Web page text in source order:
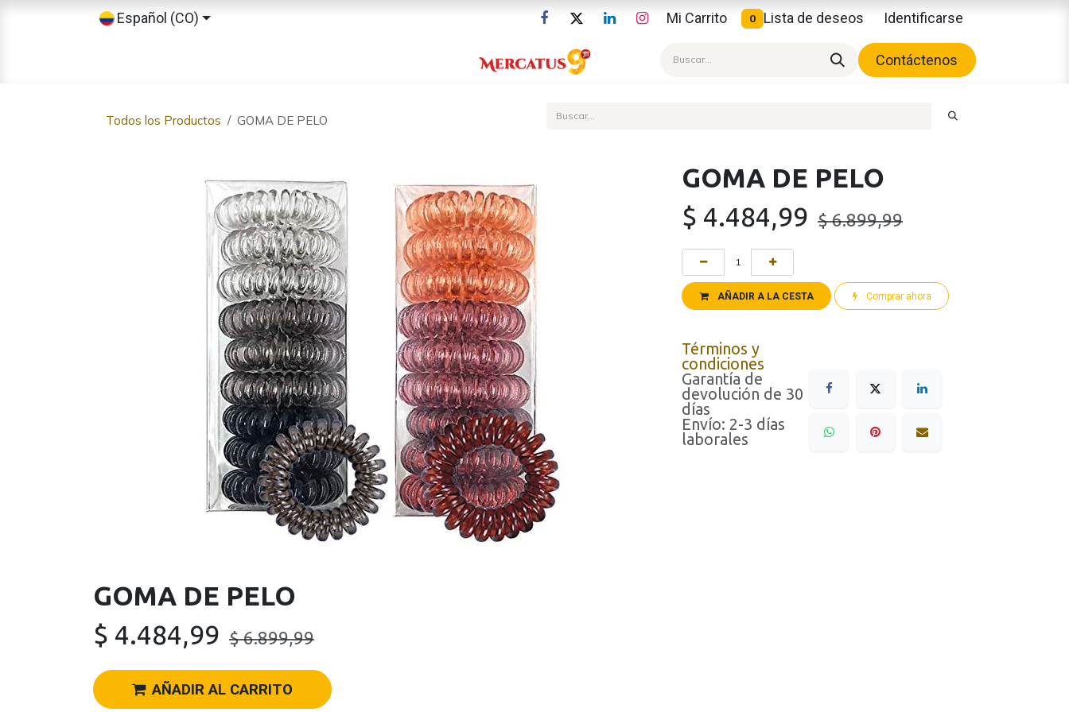
Español (CO) Mi Carrito 0 Lista de deseos Identificarse
Contáctenos
Todos los Productos GOMA DE PELO
GOMA DE PELO
$ 4.484,99 $6.899,99
AÑADIR A LA CESTA Comprar ahora
Términos y
condiciones
Garantía de
devolución de 30
días
Envío: 2-3 días
laborales
GOMA DE PELO
$ 4.484,99 $6.899,99
AÑADIR AL CARRITO